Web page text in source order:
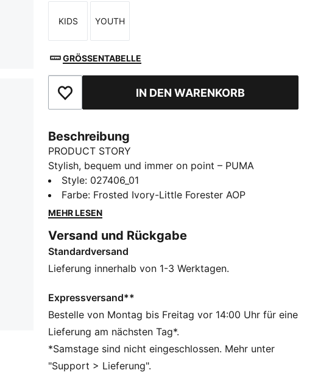
Größe
KIDS
Größe
YOUTH
GRÖSSENTABELLE
Zu Favoriten hinzufügenIN DEN WARENKORB
Beschreibung
PRODUCT STORY
Stylish, bequem und immer on point – PUMA
Essentials sind entspannte Essentials für entspannte
Tage. Sonne raus, Cap auf, los geht's. Diese Baseball-
Cap ist mit ihrem Allover-Print und dem 3D-Logo
DETAILS
Entworfen für: Alltagsbekleidung
Charakteristische PUMA Designelemente
Gebogener Schirm
Verstellbarer Riemenverschluss mit Klettverschluss-
System
PUMA Teenager: Empfohlen für ältere Kinder und
Teenager zwischen 8 und 16 Jahren
Style: 027406_01
Farbe: Frosted Ivory-Little Forester AOP
MEHR LESEN
Versand und Rückgabe
Standardversand
Lieferung innerhalb von 1-3 Werktagen.
Expressversand**
Bestelle von Montag bis Freitag vor 14:00 Uhr für eine
Lieferung am nächsten Tag*.
*Samstage sind nicht eingeschlossen. Mehr unter
"Support > Lieferung".